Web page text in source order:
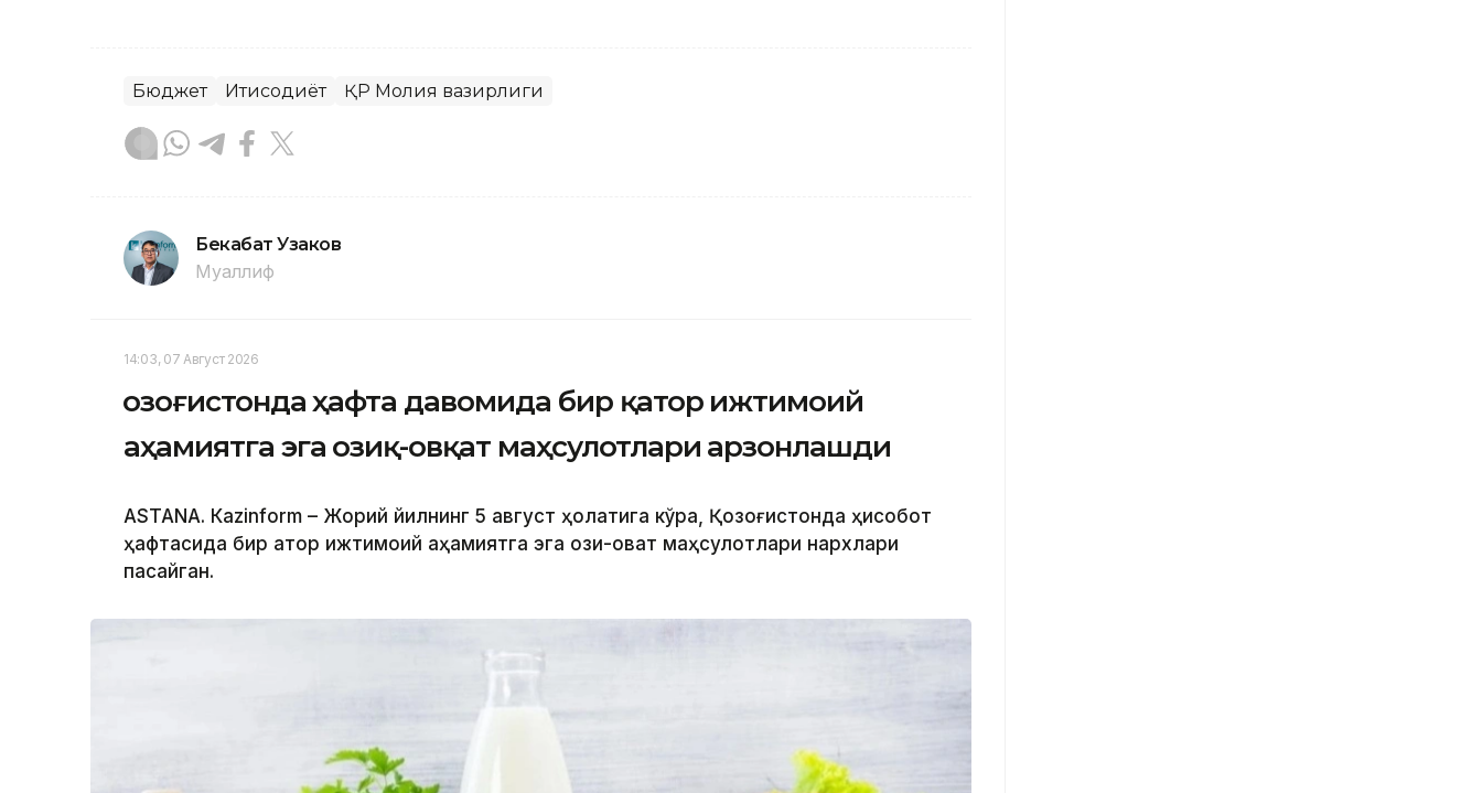
Бюджет Иқтисодиёт ҚР Молия вазирлиги
Бекабат Узаков
Муаллиф
14:03, 07 Август 2026
Қозоғистонда ҳафта давомида бир қатор ижтимоий
аҳамиятга эга озиқ-овқат маҳсулотлари арзонлашди
ASTANА. Кazinform – Жорий йилнинг 5 август ҳолатига кўра, Қозоғистонда ҳисобот
ҳафтасида бир қатор ижтимоий аҳамиятга эга озиқ-овқат маҳсулотлари нархлари
пасайган.